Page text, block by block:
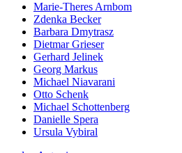
Marie-Theres Arnbom
Zdenka Becker
Barbara Dmytrasz
Dietmar Grieser
Gerhard Jelinek
Georg Markus
Michael Niavarani
Otto Schenk
Michael Schottenberg
Danielle Spera
Ursula Vybiral